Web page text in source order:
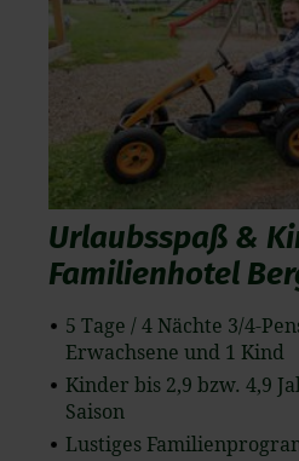
Urlaubsspaß &
Familienhotel
5 Tage / 4 Nächte 3/4-
Erwachsene und 1 Kind
Kinder bis 2,9 bzw. 4,9
Saison
Lustiges